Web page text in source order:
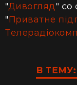
"Дивогляд" со
"Приватне
В ТЕМУ: